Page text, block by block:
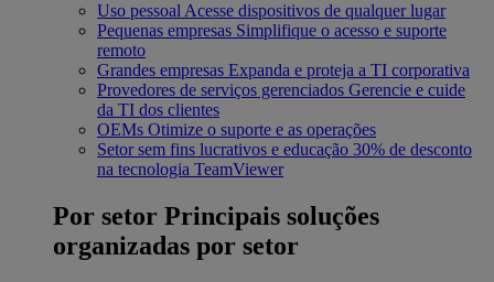
Uso pessoalAcesse dispositivos de qualquer lugar
Pequenas empresas Simplifique o acesso e suporte
remoto
Grandes empresas Expanda e proteja a TI corporativa
Provedores de serviços gerenciados Gerencie e cuide
da TI dos clientes
OEMs Otimize o suporte e as operações
Setor sem fins lucrativos e educação 30% de desconto
na tecnologia TeamViewer
Por setor Principais soluções
organizadas por setor